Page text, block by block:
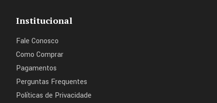
Institucional
Fale Conosco
Como Comprar
Pagamentos
Perguntas Frequentes
Políticas de Privacidade